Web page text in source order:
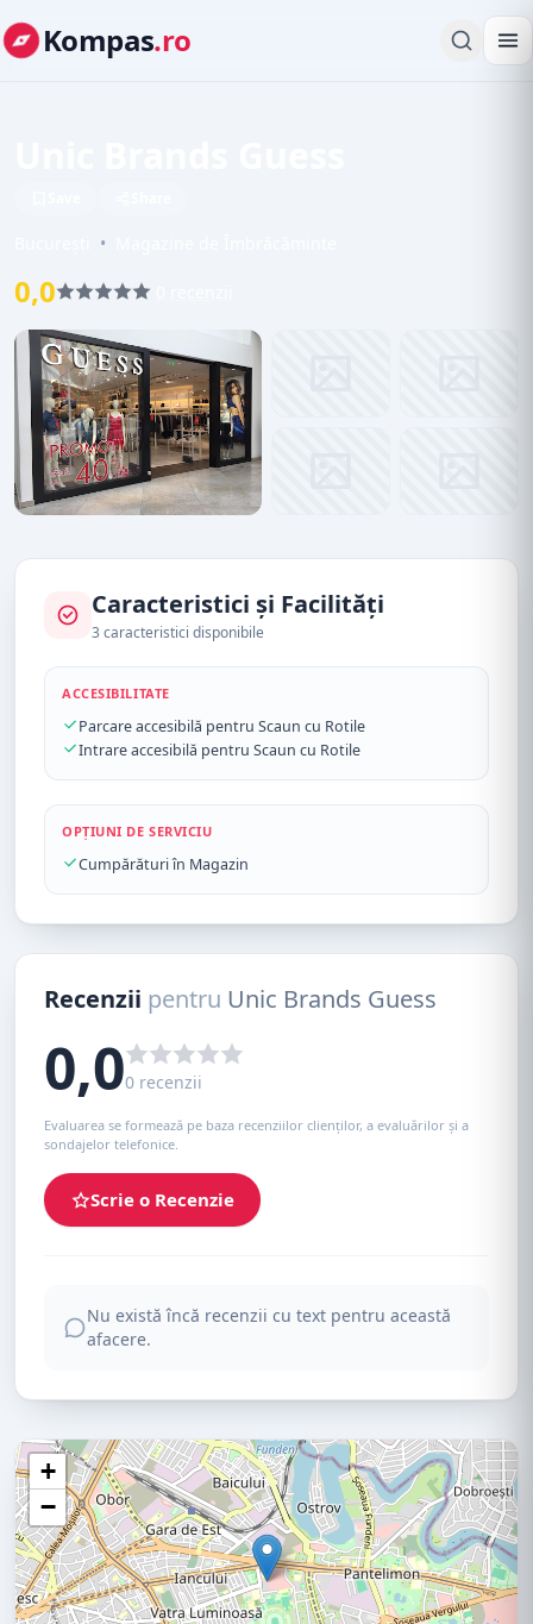
Kompas.ro
•
0,0
Caracteristici și Facilități
3 caracteristici disponibile
ACCESIBILITATE
Parcare accesibilă pentru Scaun cu Rotile
Intrare accesibilă pentru Scaun cu Rotile
OPȚIUNI DE SERVICIU
Cumpărături în Magazin
Recenzii pentru Unic Brands Guess
0,00 recenzii
Evaluarea se formează pe baza recenziilor clienților, a evaluărilor și a
sondajelor telefonice.
Scrie o Recenzie
Nu există încă recenzii cu text pentru această
afacere.
+
−